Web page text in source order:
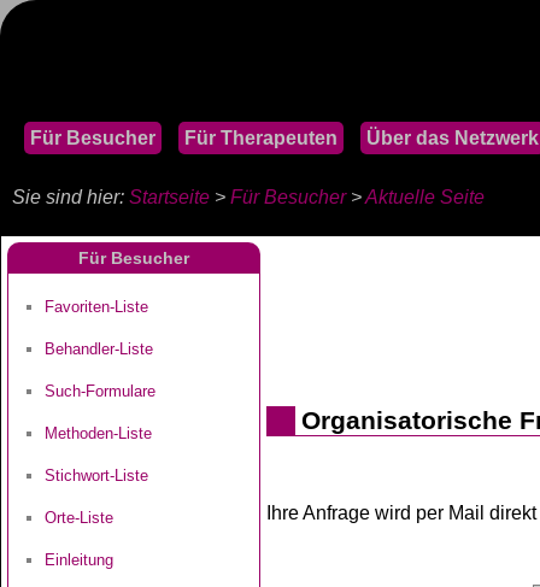
Für Besucher Für Therapeuten Über das Netzwerk
Sie sind hier: Startseite > Für Besucher>Aktuelle Seite
Für Besucher
Favoriten-Liste
Behandler-Liste
Such-Formulare
Methoden-Liste
Stichwort-Liste
Orte-Liste
Einleitung
Organisatorische
Ihre Anfrage wird per Mail